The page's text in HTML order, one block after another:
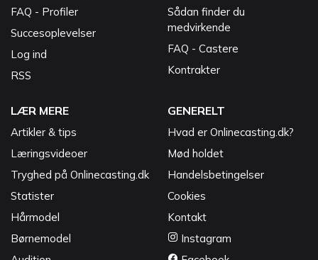
FAQ - Profiler
Succesoplevelser
Log ind
RSS
Sådan finder du
medvirkende
FAQ - Castere
Kontrakter
LÆR MERE
Artikler & tips
Læringsvideoer
Tryghed på Onlinecasting.dk
Statister
Hårmodel
Børnemodel
GENERELT
Hvad er Onlinecasting.dk?
Mød holdet
Handelsbetingelser
Cookies
Kontakt
Instagram